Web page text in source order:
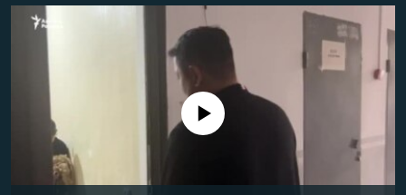
ӘЛЕУМЕТ
ӘЛЕМ
АРНАЙЫ ЖОБАЛАР
Русский
ЖАЗЫЛЫҢЫЗ
No media source currently available